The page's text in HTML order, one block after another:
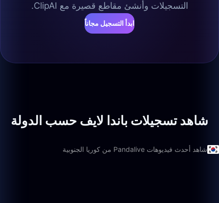
التسجيلات وأنشئ مقاطع قصيرة مع ClipAI.
ابدأ التسجيل مجاناً
شاهد تسجيلات باندا لايف حسب الدولة
شاهد أحدث فيديوهات Pandalive من كوريا الجنوبية